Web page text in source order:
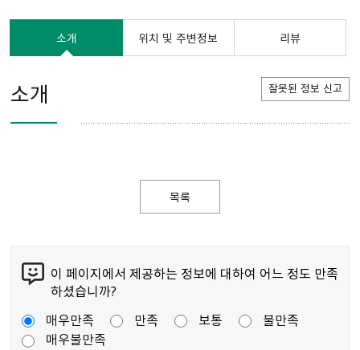
소개 위치 및 주변정보 리뷰
소개 잘못된 정보 신고
목록
이 페이지에서 제공하는 정보에 대하여 어느 정도 만족
하셨습니까?
매우만족
만족 보통
불만족
매우불만족